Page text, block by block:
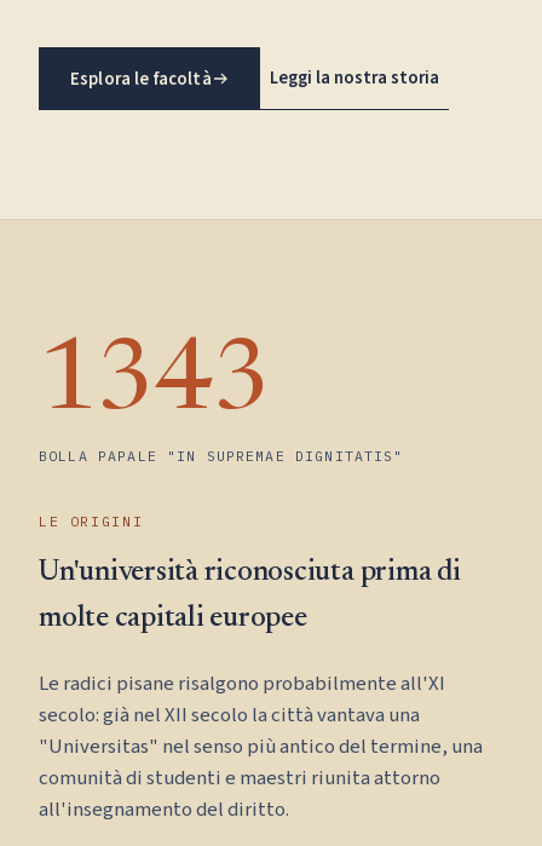
Esplora le facoltà Leggi la nostra storia
1343
BOLLA PAPALE "IN SUPREMAE DIGNITATIS"
LE ORIGINI
Un'università riconosciuta prima di
molte capitali europee
Le radici pisane risalgono probabilmente all'XI
secolo: già nel XII secolo la città vantava una
"Universitas" nel senso più antico del termine, una
comunità di studenti e maestri riunita attorno
all'insegnamento del diritto.